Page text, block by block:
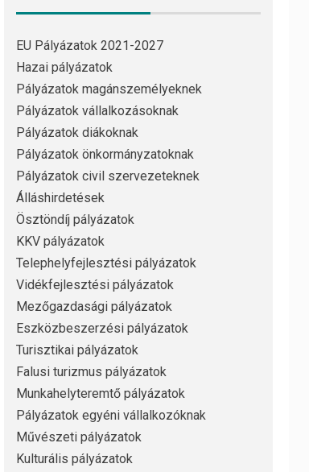
EU Pályázatok 2021-2027
Hazai pályázatok
Pályázatok magánszemélyeknek
Pályázatok vállalkozásoknak
Pályázatok diákoknak
Pályázatok önkormányzatoknak
Pályázatok civil szervezeteknek
Álláshirdetések
Ösztöndíj pályázatok
KKV pályázatok
Telephelyfejlesztési pályázatok
Vidékfejlesztési pályázatok
Mezőgazdasági pályázatok
Eszközbeszerzési pályázatok
Turisztikai pályázatok
Falusi turizmus pályázatok
Munkahelyteremtő pályázatok
Pályázatok egyéni vállalkozóknak
Művészeti pályázatok
Kulturális pályázatok